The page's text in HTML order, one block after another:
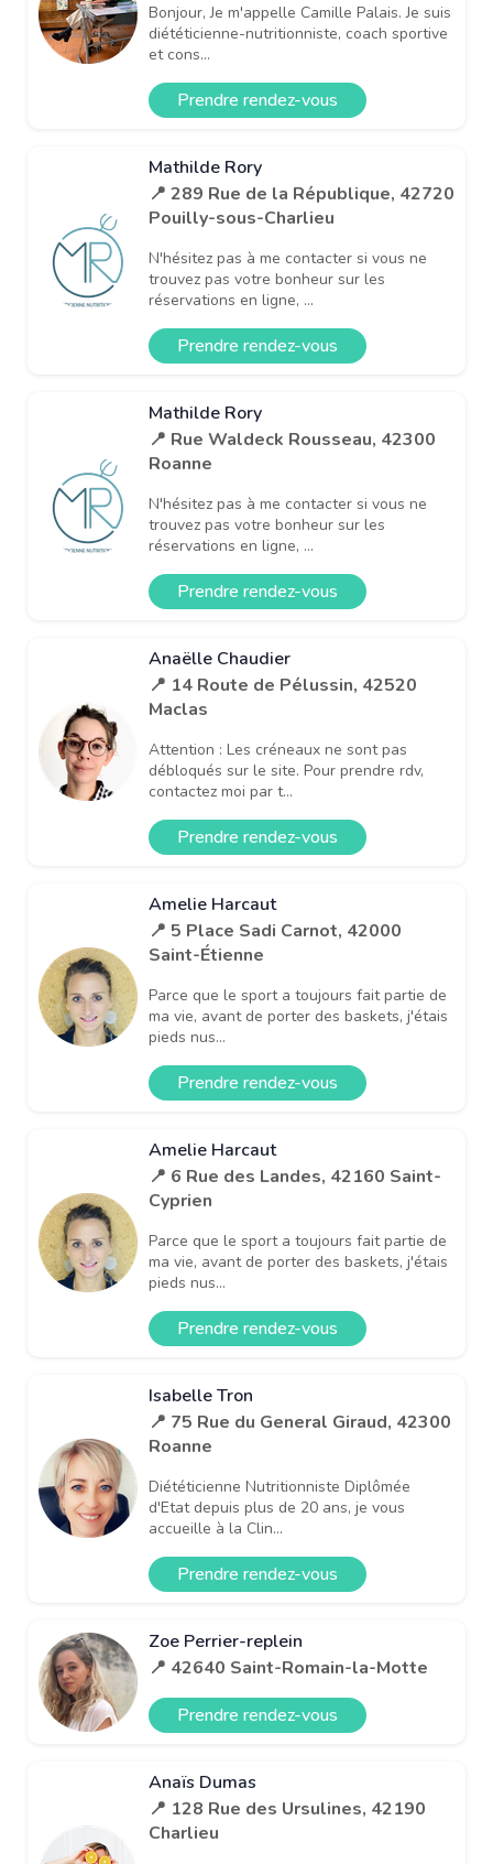
Bonjour, Je m'appelle Camille Palais. Je suis
diététicienne-nutritionniste, coach sportive
et cons...
Prendre rendez-vous
Mathilde Rory
📍 289 Rue de la République, 42720
Pouilly-sous-Charlieu
N'hésitez pas à me contacter si vous ne
trouvez pas votre bonheur sur les
réservations en ligne, ...
Prendre rendez-vous
Mathilde Rory
📍 Rue Waldeck Rousseau, 42300
Roanne
N'hésitez pas à me contacter si vous ne
trouvez pas votre bonheur sur les
réservations en ligne, ...
Prendre rendez-vous
Anaëlle Chaudier
📍 14 Route de Pélussin, 42520
Maclas
Attention : Les créneaux ne sont pas
débloqués sur le site. Pour prendre rdv,
contactez moi par t...
Prendre rendez-vous
Amelie Harcaut
📍 5 Place Sadi Carnot, 42000
Saint-Étienne
Parce que le sport a toujours fait partie de
ma vie, avant de porter des baskets, j'étais
pieds nus...
Prendre rendez-vous
Amelie Harcaut
📍 6 Rue des Landes, 42160 Saint-
Cyprien
Parce que le sport a toujours fait partie de
ma vie, avant de porter des baskets, j'étais
pieds nus...
Prendre rendez-vous
Isabelle Tron
📍 75 Rue du General Giraud, 42300
Roanne
Diététicienne Nutritionniste Diplômée
d'Etat depuis plus de 20 ans, je vous
accueille à la Clin...
Prendre rendez-vous
Zoe Perrier-replein
📍 42640 Saint-Romain-la-Motte
Prendre rendez-vous
Anaïs Dumas
📍 128 Rue des Ursulines, 42190
Charlieu